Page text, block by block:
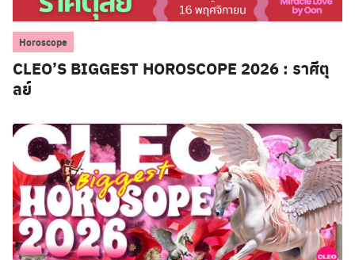
Horoscope
CLEO’S BIGGEST HOROSCOPE 2026 : ราศีตุ
ลย์